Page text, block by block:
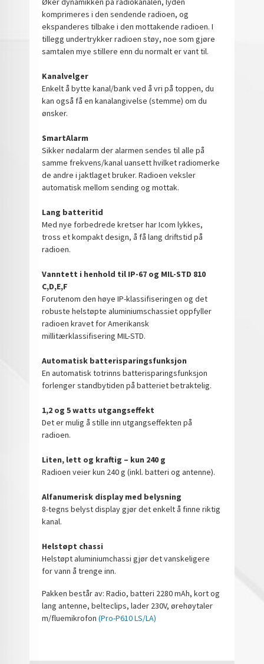
komprimeres i den sendende radioen, og
ekspanderes tilbake i den mottakende radioen. I
tillegg undertrykker radioen støy, noe som gjøre
samtalen mye stillere enn du normalt er vant til.
Kanalvelger
Enkelt å bytte kanal/bank ved å vri på toppen, du
kan også få en kanalangivelse (stemme) om du
ønsker.
SmartAlarm
Sikker nødalarm der alarmen sendes til alle på
samme frekvens/kanal uansett hvilket radiomerke
de andre i jaktlaget bruker. Radioen veksler
automatisk mellom sending og mottak.
Lang batteritid
Med nye forbedrede kretser har Icom lykkes,
tross et kompakt design, å få lang driftstid på
radioen.
Vanntett i henhold til IP-67 og MIL-STD 810
C,D,E,F
Forutenom den høye IP-klassifiseringen og det
robuste helstøpte aluminiumschassiet oppfyller
radioen kravet for Amerikansk
millitærklassifisering MIL-STD.
Automatisk batterisparingsfunksjon
En automatisk totrinns batterisparingsfunksjon
forlenger standbytiden på batteriet betraktelig.
1,2 og 5 watts utgangseffekt
Det er mulig å stille inn utgangseffekten på
radioen.
Liten, lett og kraftig – kun 240 g
Radioen veier kun 240 g (inkl. batteri og antenne).
Alfanumerisk display med belysning
8-tegns belyst display gjør det enkelt å finne riktig
kanal.
Helstøpt chassi
Helstøpt aluminiumchassi gjør det vanskeligere
for vann å trenge inn.
Pakken består av: Radio, batteri 2280 mAh, kort og
lang antenne, belteclips, lader 230V, ørehøytaler
m/fluemikrofon(Pro-P610 LS/LA)